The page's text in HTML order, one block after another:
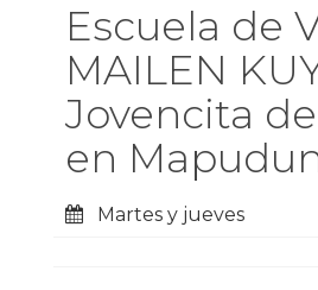
Escuela de
MAILEN
Jovencita
en
Martes y jueves